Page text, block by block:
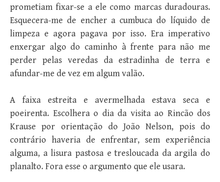
prometiam fixar-se a ele como marcas duradouras.
Esquecera-me de encher a cumbuca do líquido de
limpeza e agora pagava por isso. Era imperativo
enxergar algo do caminho à frente para não me
perder pelas veredas da estradinha de terra e
afundar-me de vez em algum valão.
A faixa estreita e avermelhada estava seca e
poeirenta. Escolhera o dia da visita ao Rincão dos
Krause por orientação do João Nelson, pois do
contrário haveria de enfrentar, sem experiência
alguma, a lisura pastosa e tresloucada da argila do
planalto. Fora esse o argumento que ele usara.